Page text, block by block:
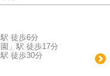
徒歩6分
」駅 徒歩17分
徒歩30分